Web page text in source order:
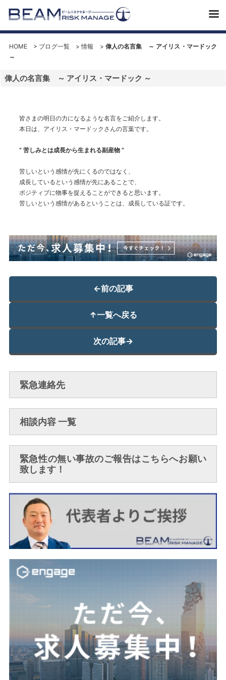
HOME> ブログ一覧> 情報 > 偉人の名言集 ～ アイリス・マードック
～
偉人の名言集 ～ アイリス・マードック ～
皆さまの明日の力になるような名言をご紹介します。
本日は、アイリス・マードックさんの言葉です。
” 苦しみとは成長から生まれる副産物 ”
苦しいという感情が先にくるのではなく、
成長しているという感情が先にあることで、
ポジティブに物事を捉えることができると思います。
苦しいという感情があるということは、成長している証です。
←前の記事
↑一覧へ戻る
次の記事→
緊急連絡先
相談内容 一覧
緊急性の無い事故のご報告はこちらへお願い
致します！